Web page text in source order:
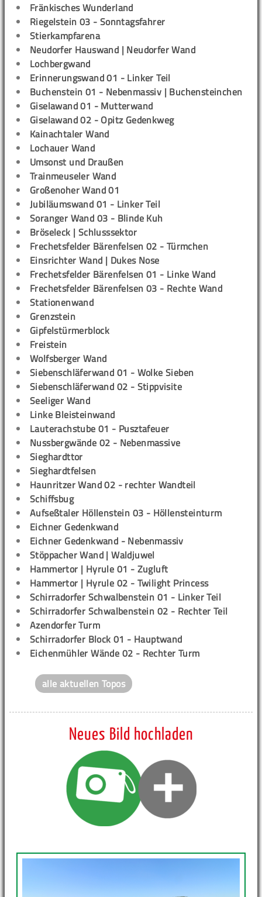
Fränkisches Wunderland
Riegelstein 03 - Sonntagsfahrer
Stierkampfarena
Neudorfer Hauswand | Neudorfer Wand
Lochbergwand
Erinnerungswand 01 - Linker Teil
Buchenstein 01 - Nebenmassiv | Buchensteinchen
Giselawand 01 - Mutterwand
Giselawand 02 - Opitz Gedenkweg
Kainachtaler Wand
Lochauer Wand
Umsonst und Draußen
Trainmeuseler Wand
Großenoher Wand 01
Jubiläumswand 01 - Linker Teil
Soranger Wand 03 - Blinde Kuh
Bröseleck | Schlusssektor
Frechetsfelder Bärenfelsen 02 - Türmchen
Einsrichter Wand | Dukes Nose
Frechetsfelder Bärenfelsen 01 - Linke Wand
Frechetsfelder Bärenfelsen 03 - Rechte Wand
Stationenwand
Grenzstein
Gipfelstürmerblock
Freistein
Wolfsberger Wand
Siebenschläferwand 01 - Wolke Sieben
Siebenschläferwand 02 - Stippvisite
Seeliger Wand
Linke Bleisteinwand
Lauterachstube 01 - Pusztafeuer
Nussbergwände 02 - Nebenmassive
Sieghardttor
Sieghardtfelsen
Haunritzer Wand 02 - rechter Wandteil
Schiffsbug
Aufseßtaler Höllenstein 03 - Höllensteinturm
Eichner Gedenkwand
Eichner Gedenkwand - Nebenmassiv
Stöppacher Wand | Waldjuwel
Hammertor | Hyrule 01 - Zugluft
Hammertor | Hyrule 02 - Twilight Princess
Schirradorfer Schwalbenstein 01 - Linker Teil
Schirradorfer Schwalbenstein 02 - Rechter Teil
Azendorfer Turm
Schirradorfer Block 01 - Hauptwand
Eichenmühler Wände 02 - Rechter Turm
alle aktuellen Topos
Neues Bild hochladen